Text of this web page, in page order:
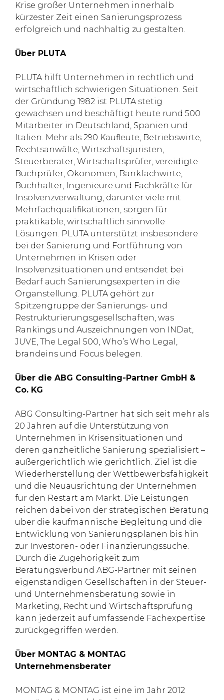
Krise großer Unternehmen innerhalb
kürzester Zeit einen Sanierungsprozess
erfolgreich und nachhaltig zu gestalten.
Über PLUTA
PLUTA hilft Unternehmen in rechtlich und
wirtschaftlich schwierigen Situationen. Seit
der Gründung 1982 ist PLUTA stetig
gewachsen und beschäftigt heute rund 500
Mitarbeiter in Deutschland, Spanien und
Italien. Mehr als 290 Kaufleute, Betriebswirte,
Rechtsanwälte, Wirtschaftsjuristen,
Steuerberater, Wirtschaftsprüfer, vereidigte
Buchprüfer, Ökonomen, Bankfachwirte,
Buchhalter, Ingenieure und Fachkräfte für
Insolvenzverwaltung, darunter viele mit
Mehrfachqualifikationen, sorgen für
praktikable, wirtschaftlich sinnvolle
Lösungen. PLUTA unterstützt insbesondere
bei der Sanierung und Fortführung von
Unternehmen in Krisen oder
Insolvenzsituationen und entsendet bei
Bedarf auch Sanierungsexperten in die
Organstellung. PLUTA gehört zur
Spitzengruppe der Sanierungs- und
Restrukturierungsgesellschaften, was
Rankings und Auszeichnungen von INDat,
JUVE, The Legal 500, Who’s Who Legal,
brandeins und Focus belegen.
Über die ABG Consulting-Partner GmbH &
Co. KG
ABG Consulting-Partner hat sich seit mehr als
20 Jahren auf die Unterstützung von
Unternehmen in Krisensituationen und
deren ganzheitliche Sanierung spezialisiert –
außergerichtlich wie gerichtlich. Ziel ist die
Wiederherstellung der Wettbewerbsfähigkeit
und die Neuausrichtung der Unternehmen
für den Restart am Markt. Die Leistungen
reichen dabei von der strategischen Beratung
über die kaufmännische Begleitung und die
Entwicklung von Sanierungsplänen bis hin
zur Investoren- oder Finanzierungssuche.
Durch die Zugehörigkeit zum
Beratungsverbund ABG-Partner mit seinen
eigenständigen Gesellschaften in der Steuer-
und Unternehmensberatung sowie in
Marketing, Recht und Wirtschaftsprüfung
kann jederzeit auf umfassende Fachexpertise
zurückgegriffen werden.
Über MONTAG & MONTAG
Unternehmensberater
MONTAG & MONTAG ist eine im Jahr 2012